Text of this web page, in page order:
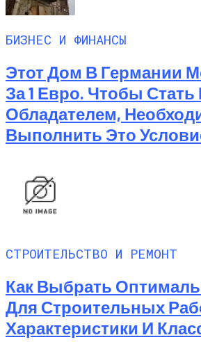
БИЗНЕС И ФИНАНСЫ
Этот Дом В Германии
За 1 Евро. Чтобы Стать
Обладателем,
Выполнить Это
СТРОИТЕЛЬСТВО И РЕМОНТ
Как Выбрать
Для Строительных
Характеристики И